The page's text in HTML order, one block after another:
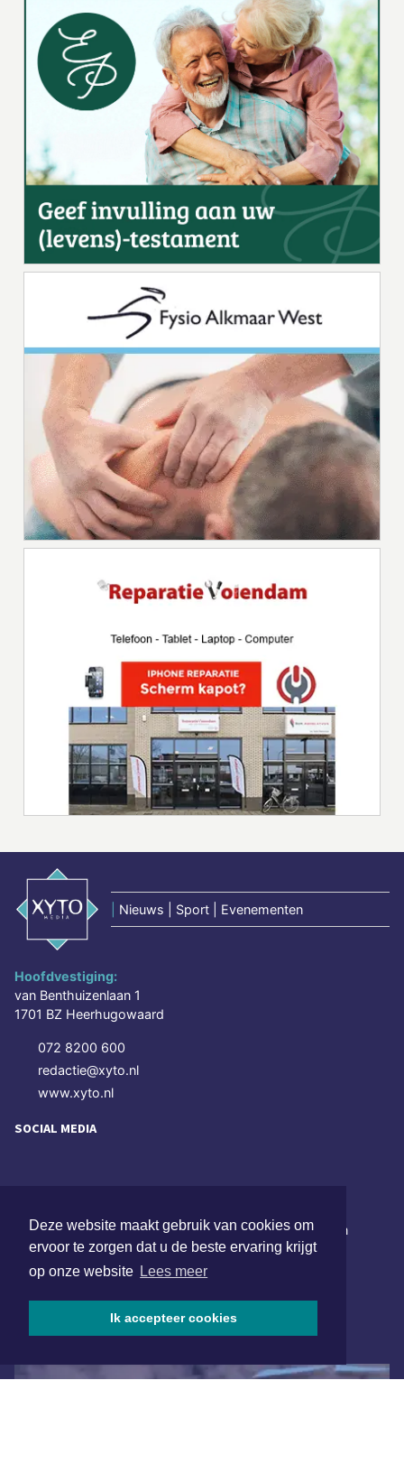
Deze website maakt gebruik van cookies om
ervoor te zorgen dat u de beste ervaring krijgt
op onze website Lees meer
Ik accepteer cookies
Nieuws | Sport | Evenementen
Hoofdvestiging:
van Benthuizenlaan 1
1701 BZ Heerhugowaard
072 8200 600
redactie@xyto.nl
www.xyto.nl
SOCIAL MEDIA
Schrijf je in voor onze nieuwsbrief en krijg wekelijks een
samenvatting van alle gebeurtenissen uit jouw regio.
ONLINE DAGBLADEN